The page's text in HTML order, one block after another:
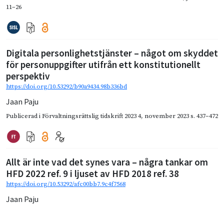
11–26
Digitala personlighetstjänster – något om skyddet
för personuppgifter utifrån ett konstitutionellt
perspektiv
https://doi.org/10.53292/b90a9434.98b336bd
Jaan Paju
Publicerad iFörvaltningsrättslig tidskrift 2023 4, november 2023s. 437–472
Allt är inte vad det synes vara – några tankar om
HFD 2022 ref. 9 i ljuset av HFD 2018 ref. 38
https://doi.org/10.53292/afc00bb7.9c4f7568
Jaan Paju